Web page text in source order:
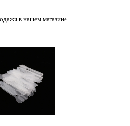
в нашем магазине.